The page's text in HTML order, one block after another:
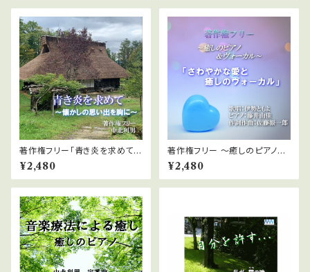
著作権フリー「青き炎を求めて～
懐かしの思い出を胸に～」２０曲
MP3ファイル
¥2,480
著作権フリー ～癒しのピアノ&
ヴォーカル～「さわやかな愛と癒
しのヴォーカル」
¥2,480